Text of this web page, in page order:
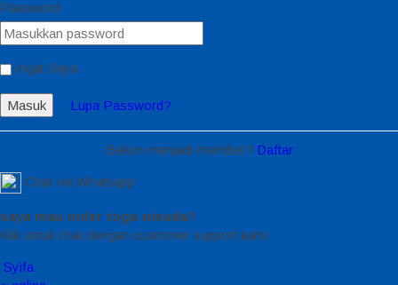
Password
Ingat Saya
Masuk Lupa Password?
Belum menjadi member? Daftar
Chat via Whatsapp
saya mau order toga wisuda?
Klik untuk chat dengan customer support kami
Syifa